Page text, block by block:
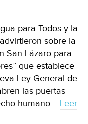
para Todos y la
sobre la
San Lázaro para
que establece
Ley General de
las puertas
humano. Leer